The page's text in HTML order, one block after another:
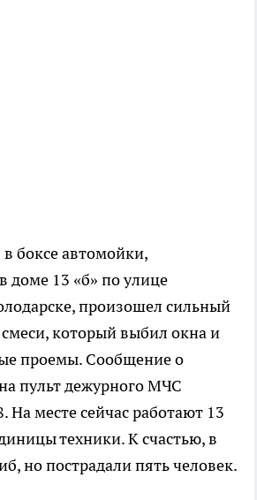
боксе автомойки,
доме 13 «б» по улице
произошел сильный
который выбил окна и
проемы. Сообщение о
пульт дежурного МЧС
На месте сейчас работают 13
техники. К счастью, в
но пострадали пять человек.